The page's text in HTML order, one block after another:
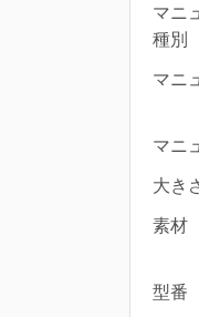
マニ
種別
マニ
マニ
大き
素材
型番